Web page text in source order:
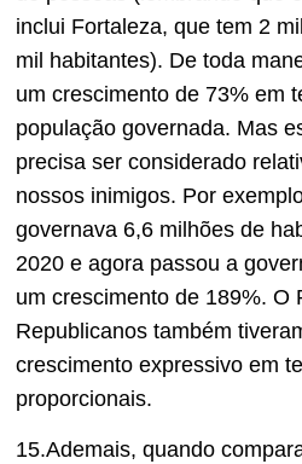
inclui Fortaleza, que tem 2
mil habitantes). De toda
um crescimento de 73% em
população governada. Mas
precisa ser considerado
nossos inimigos. Por
governava 6,6 milhões de
2020 e agora passou a
um crescimento de 189%. O
Republicanos também
crescimento expressivo em
proporcionais.
15.Ademais, quando